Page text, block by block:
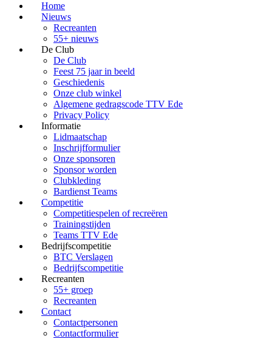
Home
Nieuws
Recreanten
55+ nieuws
De Club
De Club
Feest 75 jaar in beeld
Geschiedenis
Onze club winkel
Algemene gedragscode TTV Ede
Privacy Policy
Informatie
Lidmaatschap
Inschrijfformulier
Onze sponsoren
Sponsor worden
Clubkleding
Bardienst Teams
Competitie
Competitiespelen of recreëren
Trainingstijden
Teams TTV Ede
Bedrijfscompetitie
BTC Verslagen
Bedrijfscompetitie
Recreanten
55+ groep
Recreanten
Contact
Contactpersonen
Contactformulier